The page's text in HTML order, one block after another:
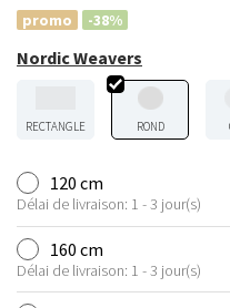
promo -38%
Nordic Weavers
RECTANGLE ROND
120 cm
Délai de livraison: 1 - 3 jour(s)
160 cm
Délai de livraison: 1 - 3 jour(s)